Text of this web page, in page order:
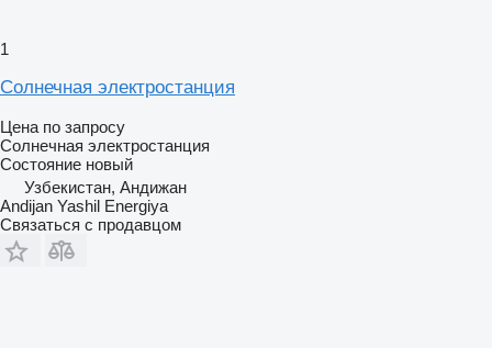
1
Солнечная электростанция
Цена по запросу
Солнечная электростанция
Состояние новый
Узбекистан, Андижан
Andijan Yashil Energiya
Связаться с продавцом